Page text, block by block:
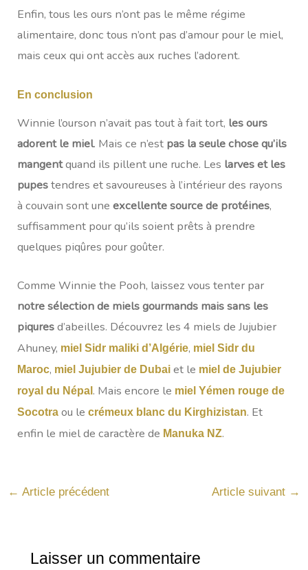
Enfin, tous les ours n’ont pas le même régime
alimentaire, donc tous n’ont pas d’amour pour le miel,
mais ceux qui ont accès aux ruches l’adorent.
En conclusion
Winnie l’ourson n’avait pas tout à fait tort, les ours
adorent le miel. Mais ce n’est pas la seule chose qu’ils
mangentquand ils pillent une ruche. Les larves et les
pupestendres et savoureuses à l’intérieur des rayons
à couvain sont une excellente source de protéines,
suffisamment pour qu’ils soient prêts à prendre
quelques piqûres pour goûter.
Comme Winnie the Pooh, laissez vous tenter par
notre sélection de miels gourmands mais sans les
piquresd’abeilles. Découvrez les 4 miels de Jujubier
Ahuney, miel Sidr maliki d’Algérie, miel Sidr du
Maroc, miel Jujubier de Dubai et le miel de Jujubier
royal du Népal. Mais encore le miel Yémen rouge de
Socotraou lecrémeux blanc du Kirghizistan. Et
enfin le miel de caractère de Manuka NZ.
← Article précédent Article suivant →
Laisser un commentaire